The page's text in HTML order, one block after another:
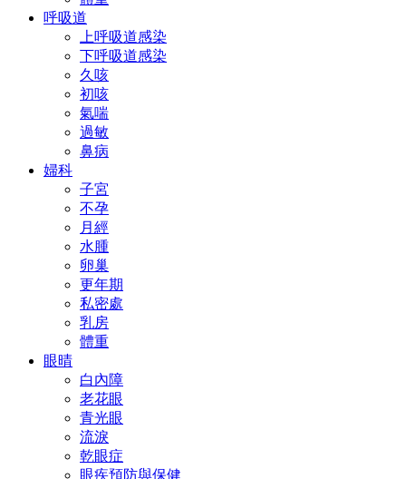
呼吸道
上呼吸道感染
下呼吸道感染
久咳
初咳
氣喘
過敏
鼻病
婦科
子宮
不孕
月經
水腫
卵巢
更年期
私密處
乳房
體重
眼晴
白內障
老花眼
青光眼
流淚
乾眼症
眼疾預防與保健